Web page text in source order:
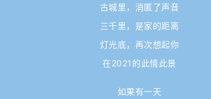
古城里，消匿了声音
三千里，是家的距离
灯光底，再次想起你
在2021的此情此景
如果有一天